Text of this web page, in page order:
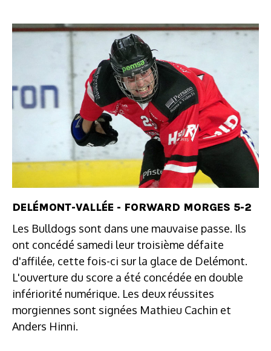
DELÉMONT-VALLÉE - FORWARD MORGES 5-2
Les Bulldogs sont dans une mauvaise passe. Ils
ont concédé samedi leur troisième défaite
d'affilée, cette fois-ci sur la glace de Delémont.
L'ouverture du score a été concédée en double
infériorité numérique. Les deux réussites
morgiennes sont signées Mathieu Cachin et
Anders Hinni.